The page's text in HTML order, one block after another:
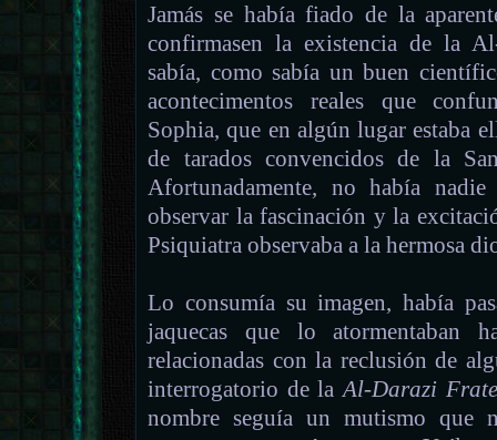
Jamás se había fiado de la
confirmasen la existencia de la
sabía, como sabía un buen
acontecimentos reales que
Sophia, que en algún lugar estaba
de tarados convencidos de la
Afortunadamente, no había
observar la fascinación y la
Psiquiatra observaba a la hermosa
Lo consumía su imagen, había
jaquecas que lo atormentaban
relacionadas con la reclusión de
interrogatorio de laAl-Darazi
nombre seguía un mutismo que